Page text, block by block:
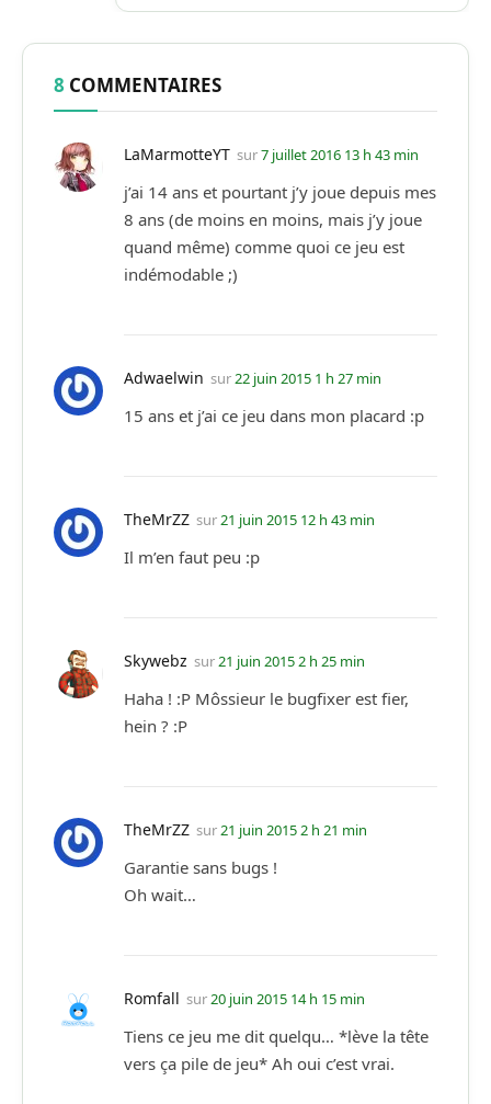
8 COMMENTAIRES
LaMarmotteYT sur7 juillet 2016 13 h 43 min
j’ai 14 ans et pourtant j’y joue depuis mes
8 ans (de moins en moins, mais j’y joue
quand même) comme quoi ce jeu est
indémodable ;)
Adwaelwin sur 22 juin 2015 1 h 27 min
15 ans et j’ai ce jeu dans mon placard :p
TheMrZZ sur 21 juin 2015 12 h 43 min
Il m’en faut peu :p
Skywebz sur 21 juin 2015 2 h 25 min
Haha ! :P Môssieur le bugfixer est fier,
hein ? :P
TheMrZZ sur 21 juin 2015 2 h 21 min
Garantie sans bugs !
Oh wait…
Romfall sur 20 juin 2015 14 h 15 min
Tiens ce jeu me dit quelqu… *lève la tête
vers ça pile de jeu* Ah oui c’est vrai.